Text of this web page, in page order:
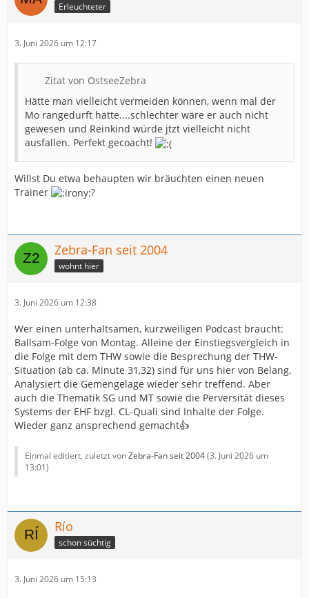
Erleuchteter
3. Juni 2026 um 12:17
Zitat von OstseeZebra
Hätte man vielleicht vermeiden können, wenn mal der
Mo rangedurft hätte....schlechter wäre er auch nicht
gewesen und Reinkind würde jtzt vielleicht nicht
ausfallen. Perfekt gecoacht!
Willst Du etwa behaupten wir bräuchten einen neuen
Trainer
?
Zebra-Fan seit 2004
wohnt hier
3. Juni 2026 um 12:38
Wer einen unterhaltsamen, kurzweiligen Podcast braucht:
Ballsam-Folge von Montag. Alleine der Einstiegsvergleich in
die Folge mit dem THW sowie die Besprechung der THW-
Situation (ab ca. Minute 31,32) sind für uns hier von Belang.
Analysiert die Gemengelage wieder sehr treffend. Aber
auch die Thematik SG und MT sowie die Perversität dieses
Systems der EHF bzgl. CL-Quali sind Inhalte der Folge.
Wieder ganz ansprechend gemacht👍
Einmal editiert, zuletzt vonZebra-Fan seit 2004(3. Juni 2026 um
13:01)
Río
schon süchtig
3. Juni 2026 um 15:13